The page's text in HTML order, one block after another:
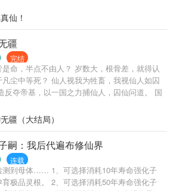
择：一，娶我;二......” 天渊内生活着一个红裙
眸若星辰，声音轻柔。 “我选择二。” 没等红裙
话，陈青源毅然决然的做出了选择。 （主角
系统+幽默+传统玄幻+简介无力，请看正文）
仙！
疆
完结
是命，半点不由人？ 岁数大，根骨差，就得认
凡尘中等死？ 仙人视我为牲畜，我视仙人如囚
反夺帝基，以一国之力捕仙人，囚仙问道。 国
吾名洪战，帝御无疆。
疆（大结局）
嗣：我后代遍布修仙界
连载
到母体…… 1、可选择消耗10年寿命强化子
育极品灵根。 2、可选择消耗50年寿命强化子